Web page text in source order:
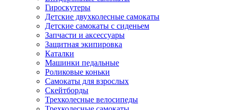
Гироскутеры
Детские двухколесные самокаты
Детские самокаты с сиденьем
Запчасти и аксессуары
Защитная экипировка
Каталки
Машинки педальные
Роликовые коньки
Самокаты для взрослых
Скейтборды
Трехколесные велосипеды